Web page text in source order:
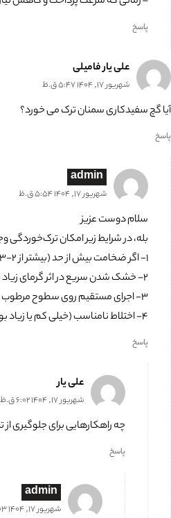
پاسخ
علی یار فامیلی
شهریور 17, 1404 5:47 ق.ظ
آیا گچ سفیدکاری سمنان ترک می خورد؟
پاسخ
admin
شهریور 17, 1404 5:54 ق.ظ
سلام دوست عزیز
بله، در شرایط زیر امکان ترک‌خوردگی
1- اگر ضخامت بیش از حد (بیشتر از ۲-۳ میلی‌متر) اجرا شود.
2- خشک شدن سریع در اثر گرمای زیاد یا وزش باد.
3- اجرای مستقیم روی سطوح مرطوب یا نم‌دار.
4- اختلاط نامناسب (خیلی کم یا زیاد بودن آب نسبت به پودر).
پاسخ
علی یار
شهریور 17, 1404 6:02 ق.ظ
چه راهکارهایی برای جلوگیری
پاسخ
admin
شهریور 17, 1404 6:03 ق.ظ